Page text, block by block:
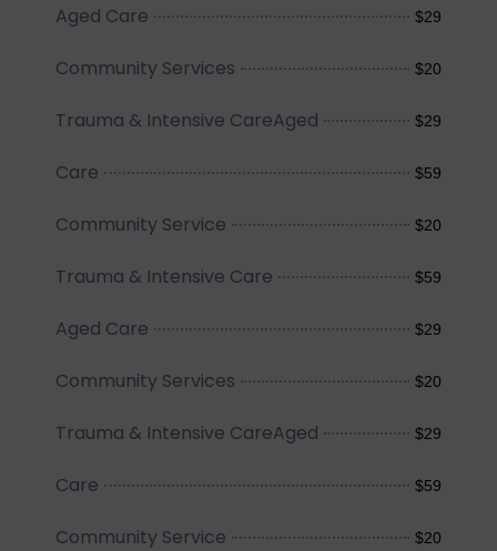
Aged Care $29
Community Services $20
Trauma & Intensive CareAged $29
Care $59
Community Service $20
Trauma & Intensive Care $59
Aged Care $29
Community Services $20
Trauma & Intensive CareAged $29
Care $59
Community Service $20